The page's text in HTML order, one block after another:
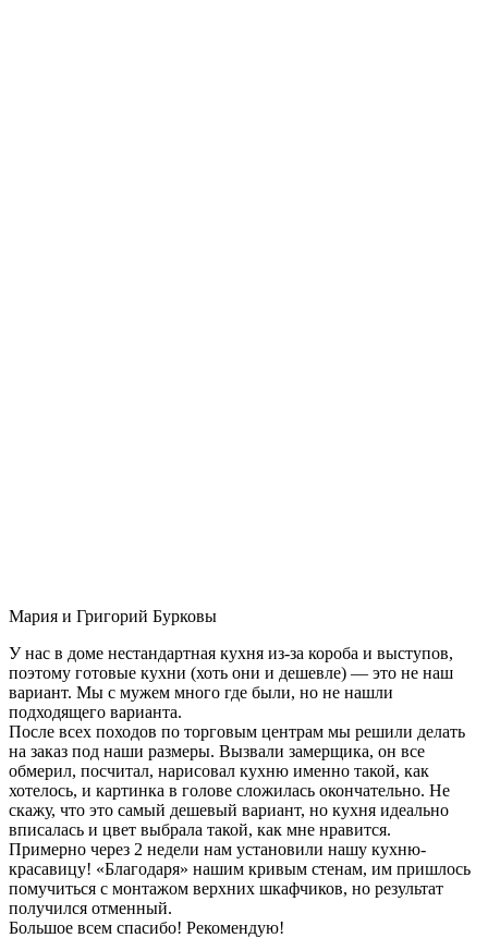
Мария и Григорий Бурковы
У нас в доме нестандартная кухня из-за короба и выступов,
поэтому готовые кухни (хоть они и дешевле) — это не наш
вариант. Мы с мужем много где были, но не нашли
подходящего варианта.
После всех походов по торговым центрам мы решили делать
на заказ под наши размеры. Вызвали замерщика, он все
обмерил, посчитал, нарисовал кухню именно такой, как
хотелось, и картинка в голове сложилась окончательно. Не
скажу, что это самый дешевый вариант, но кухня идеально
вписалась и цвет выбрала такой, как мне нравится.
Примерно через 2 недели нам установили нашу кухню-
красавицу! «Благодаря» нашим кривым стенам, им пришлось
помучиться с монтажом верхних шкафчиков, но результат
получился отменный.
Большое всем спасибо! Рекомендую!